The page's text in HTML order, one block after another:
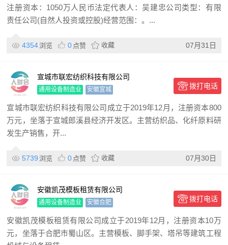
注册资本：1050万人民币法定代表人：吴建忠公司类型：有限
责任公司(自然人投资或控股)经营范围：。...
4354浏览 0 点赞 收藏 07月31日
宣城市联宏纺织科技有限公司
通用设备制造业 安徽宣城 拨打电话
宣城市联宏纺织科技有限公司成立于2019年12月，注册资本800
万元，坐落于宣城郎溪县经济开发区。主营纺织品、化纤原料研
发生产销售，开...
5739 浏览 0 点赞 收藏 07月30日
安徽凯茂模板租赁有限公司
通用设备制造业 安徽合肥 拨打电话
安徽凯茂模板租赁有限公司成立于2019年12月，注册资本10万
元，坐落于合肥市蜀山区。主营模板、脚手架、塔吊等建筑工程